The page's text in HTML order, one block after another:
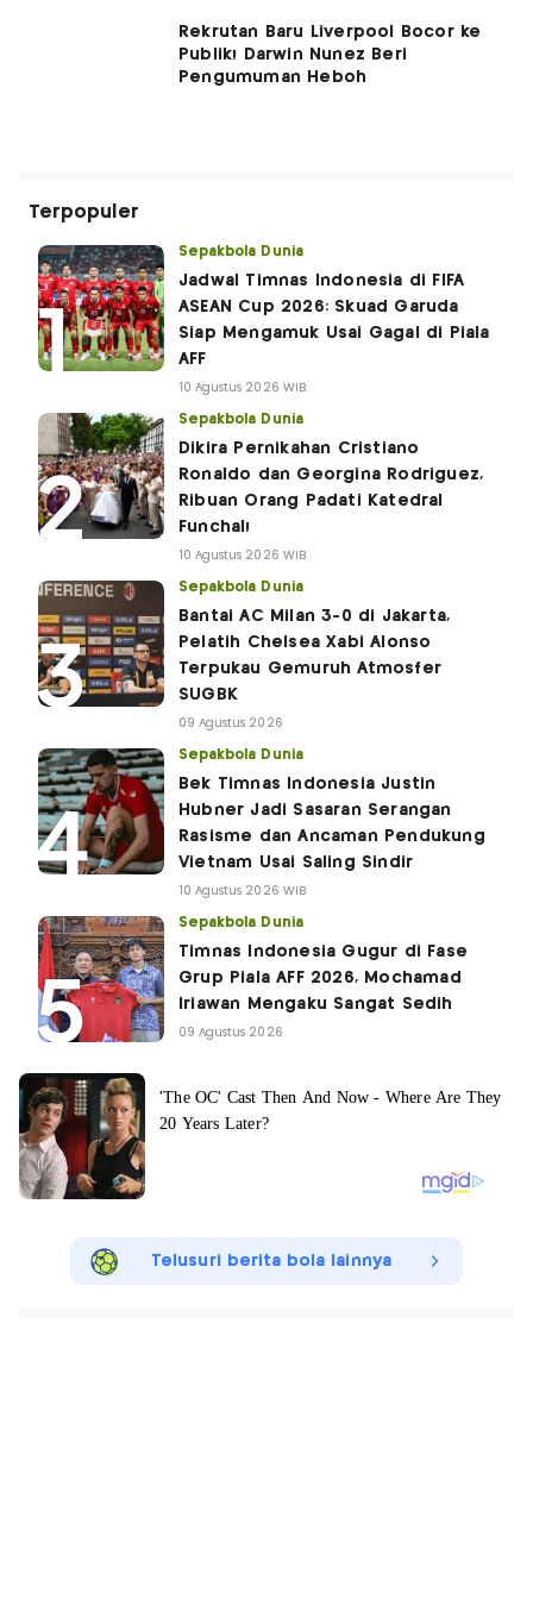
Rekrutan Baru Liverpool Bocor ke
Publik! Darwin Nunez Beri
Pengumuman Heboh
Terpopuler
Sepakbola Dunia
Jadwal Timnas Indonesia di FIFA
ASEAN Cup 2026: Skuad Garuda
Siap Mengamuk Usai Gagal di Piala
AFF
10 Agustus 2026 WIB
Sepakbola Dunia
Dikira Pernikahan Cristiano
Ronaldo dan Georgina Rodriguez,
Ribuan Orang Padati Katedral
Funchal!
10 Agustus 2026 WIB
Sepakbola Dunia
Bantai AC Milan 3-0 di Jakarta,
Pelatih Chelsea Xabi Alonso
Terpukau Gemuruh Atmosfer
SUGBK
09 Agustus 2026
Sepakbola Dunia
Bek Timnas Indonesia Justin
Hubner Jadi Sasaran Serangan
Rasisme dan Ancaman Pendukung
Vietnam Usai Saling Sindir
10 Agustus 2026 WIB
Sepakbola Dunia
Timnas Indonesia Gugur di Fase
Grup Piala AFF 2026, Mochamad
Iriawan Mengaku Sangat Sedih
09 Agustus 2026
Telusuri berita bola lainnya